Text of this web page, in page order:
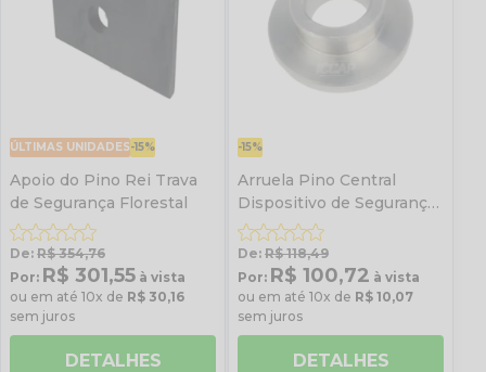
ÚLTIMAS UNIDADES-15%
Apoio do Pino Rei Trava
de Segurança Florestal
De: R$ 354,76
Por: R$ 301,55 à vista
ou em até 10x de R$ 30,16
sem juros
DETALHES
-15%
Arruela Pino Central
Dispositivo de Segurança
Jost 3.1/2''
De: R$ 118,49
Por: R$ 100,72 à vista
ou em até 10x de R$ 10,07
sem juros
DETALHES